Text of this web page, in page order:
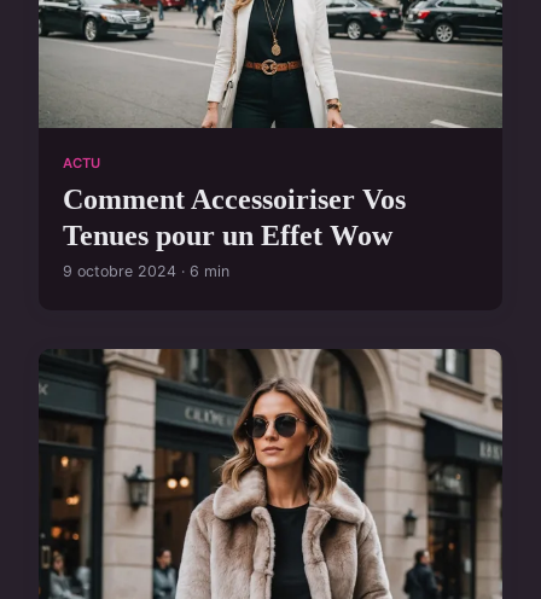
ACTU
Comment Accessoiriser Vos
Tenues pour un Effet Wow
9 octobre 2024 · 6 min